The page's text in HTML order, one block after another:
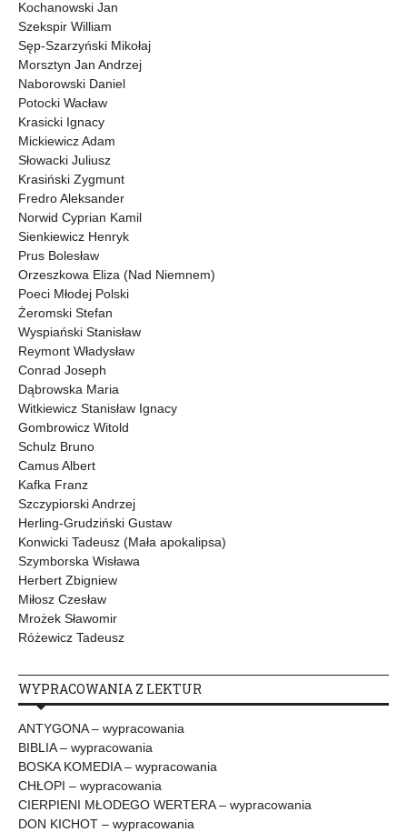
Kochanowski Jan
Szekspir William
Sęp-Szarzyński Mikołaj
Morsztyn Jan Andrzej
Naborowski Daniel
Potocki Wacław
Krasicki Ignacy
Mickiewicz Adam
Słowacki Juliusz
Krasiński Zygmunt
Fredro Aleksander
Norwid Cyprian Kamil
Sienkiewicz Henryk
Prus Bolesław
Orzeszkowa Eliza (Nad Niemnem)
Poeci Młodej Polski
Żeromski Stefan
Wyspiański Stanisław
Reymont Władysław
Conrad Joseph
Dąbrowska Maria
Witkiewicz Stanisław Ignacy
Gombrowicz Witold
Schulz Bruno
Camus Albert
Kafka Franz
Szczypiorski Andrzej
Herling-Grudziński Gustaw
Konwicki Tadeusz (Mała apokalipsa)
Szymborska Wisława
Herbert Zbigniew
Miłosz Czesław
Mrożek Sławomir
Różewicz Tadeusz
WYPRACOWANIA Z LEKTUR
ANTYGONA – wypracowania
BIBLIA – wypracowania
BOSKA KOMEDIA – wypracowania
CHŁOPI – wypracowania
CIERPIENI MŁODEGO WERTERA – wypracowania
DON KICHOT – wypracowania